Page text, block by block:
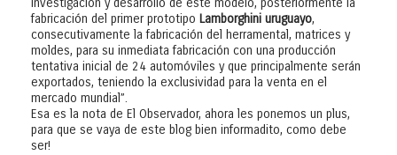
investigación y desarrollo de este modelo, posteriormente la
fabricación del primer prototipo Lamborghini uruguayo,
consecutivamente la fabricación del herramental, matrices y
moldes, para su inmediata fabricación con una producción
tentativa inicial de 24 automóviles y que principalmente serán
exportados, teniendo la exclusividad para la venta en el
mercado mundial”.
Esa es la nota de El Observador, ahora les ponemos un plus,
para que se vaya de este blog bien informadito, como debe
ser!